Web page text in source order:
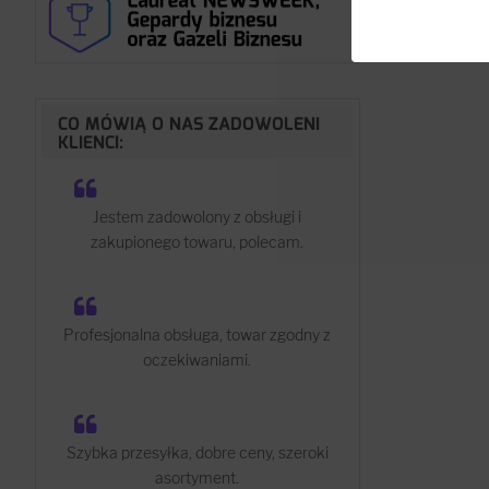
CO MÓWIĄ O NAS ZADOWOLENI
KLIENCI:
Jestem zadowolony z obsługi i
zakupionego towaru, polecam.
Profesjonalna obsługa, towar zgodny z
oczekiwaniami.
Szybka przesyłka, dobre ceny, szeroki
asortyment.